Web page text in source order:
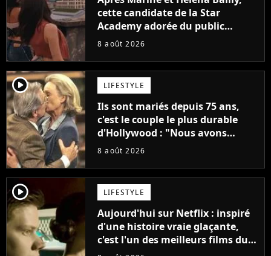
cette candidate de la Star
Academy adorée du public
annonce son premier album,
8 août 2026
player2 LIFESTYLE
Ils sont mariés depuis 75 ans,
c'est le couple le plus durable
d'Hollywood : "Nous avons
avancé jour après jour, et les
décennies"
8 août 2026
player2 LIFESTYLE
Aujourd'hui sur Netflix : inspiré
d'une histoire vraie glaçante,
c'est l'un des meilleurs films du
21ème siècle